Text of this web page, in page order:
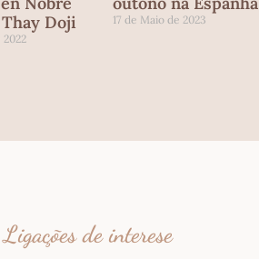
Doji
17 de Maio de 2023
Ligações de interese